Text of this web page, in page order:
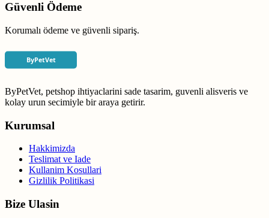
Güvenli Ödeme
Korumalı ödeme ve güvenli sipariş.
ByPetVet, petshop ihtiyaclarini sade tasarim, guvenli alisveris ve
kolay urun secimiyle bir araya getirir.
Kurumsal
Hakkimizda
Teslimat ve Iade
Kullanim Kosullari
Gizlilik Politikasi
Bize Ulasin